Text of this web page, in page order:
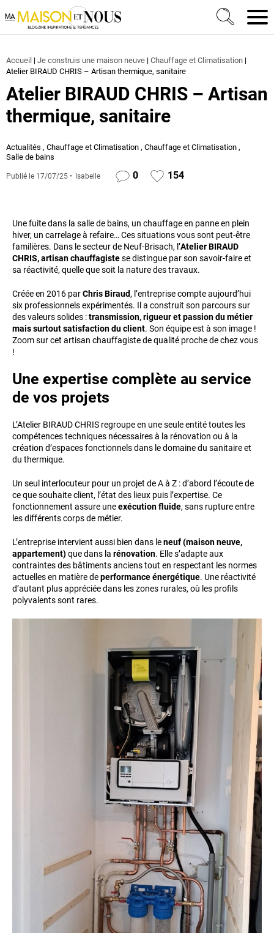
Ma Maison et Nous Construction, rénovation &
Accueil | Je construis une maison neuve | Chauffage et Climatisation |
Atelier BIRAUD CHRIS – Artisan thermique, sanitaire
Atelier BIRAUD CHRIS – Artisan
thermique, sanitaire
Actualités , Chauffage et Climatisation , Chauffage et Climatisation ,
Salle de bains
Publié le 17/07/25 Isabelle 0 154
Une fuite dans la salle de bains, un chauffage en panne en plein
hiver, un carrelage à refaire… Ces situations vous sont peut-être
familières. Dans le secteur de Neuf-Brisach, l’Atelier BIRAUD
CHRIS, artisan chauffagistese distingue par son savoir-faire et
sa réactivité, quelle que soit la nature des travaux.
Créée en 2016 parChris Biraud, l’entreprise compte aujourd’hui
six professionnels expérimentés. Il a construit son parcours sur
des valeurs solides :transmission, rigueur et passion du métier
mais surtout satisfaction du client. Son équipe est à son image !
Zoom sur cet artisan chauffagiste de qualité proche de chez vous
!
Une expertise complète au service
de vos projets
L’Atelier BIRAUD CHRIS regroupe en une seule entité toutes les
compétences techniques nécessaires à la rénovation ou à la
création d’espaces fonctionnels dans le domaine du sanitaire et
du thermique.
Un seul interlocuteur pour un projet de A à Z : d’abord l’écoute de
ce que souhaite client, l’état des lieux puis l’expertise. Ce
fonctionnement assure uneexécution fluide, sans rupture entre
les différents corps de métier.
L’entreprise intervient aussi bien dans leneuf (maison neuve,
appartement)que dans la rénovation. Elle s’adapte aux
contraintes des bâtiments anciens tout en respectant les normes
actuelles en matière deperformance énergétique. Une réactivité
d’autant plus appréciée dans les zones rurales, où les profils
polyvalents sont rares.